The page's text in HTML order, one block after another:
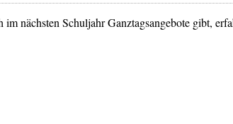
im nächsten Schuljahr Ganztagsangebote gibt,